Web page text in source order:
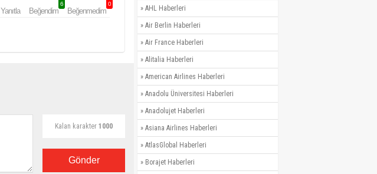
Yanıtla Beğendim
6
Beğenmedim
0
Kalan karakter 1000
Gönder
» AHL Haberleri
» Air Berlin Haberleri
» Air France Haberleri
» Alitalia Haberleri
» American Airlines Haberleri
» Anadolu Üniversitesi Haberleri
» Anadolujet Haberleri
» Asiana Airlines Haberleri
» AtlasGlobal Haberleri
» Borajet Haberleri